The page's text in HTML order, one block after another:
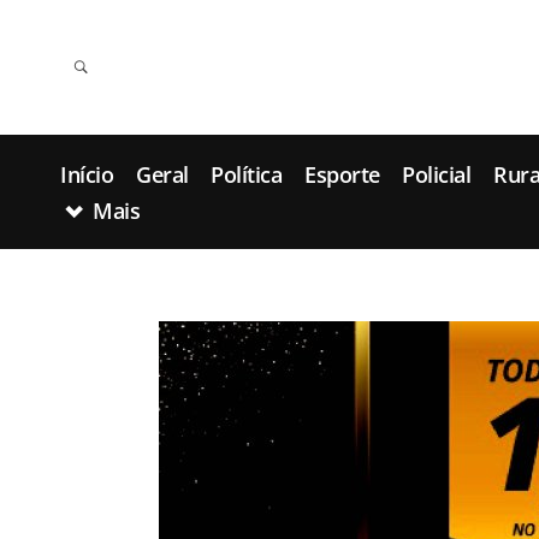
Início Geral Política Esporte Policial
Mais